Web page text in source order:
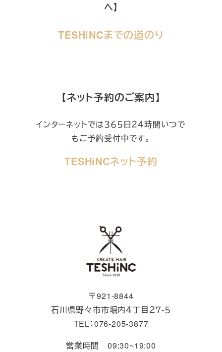
へ】
TESHiNCまでの道のり
【ネット予約のご案内】
インターネットでは３６５日２４時間いつで
もご予約受付中です。
TESHiNCネット予約
〒921-8844
石川県野々市市堀内４丁目２７-５
TEL：076-205-3877
営業時間 09:30~19:00